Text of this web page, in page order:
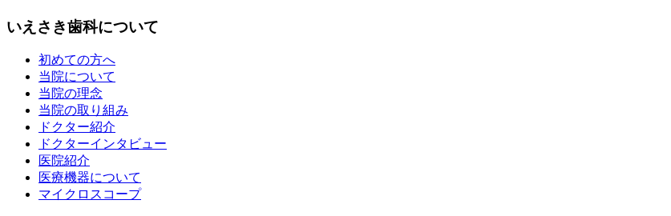
いえさき歯科について
初めての方へ
当院について
当院の理念
当院の取り組み
ドクター紹介
ドクターインタビュー
医院紹介
医療機器について
マイクロスコープ